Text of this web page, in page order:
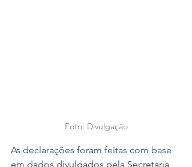
Foto: Divulgação
As declarações foram feitas com base
em dados divulgados pela Secretaria